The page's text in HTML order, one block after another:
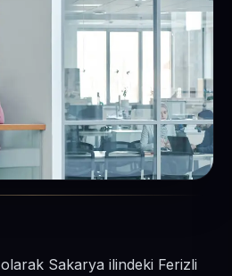
olarak Sakarya ilindeki Ferizli